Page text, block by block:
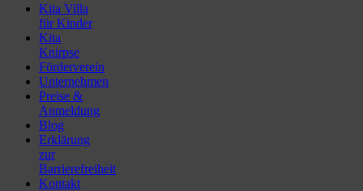
Kita Villa
für Kinder
Kita
Knirpse
Förderverein
Unternehmen
Preise &
Anmeldung
Blog
Erklärung
zur
Barrierefreiheit
Kontakt